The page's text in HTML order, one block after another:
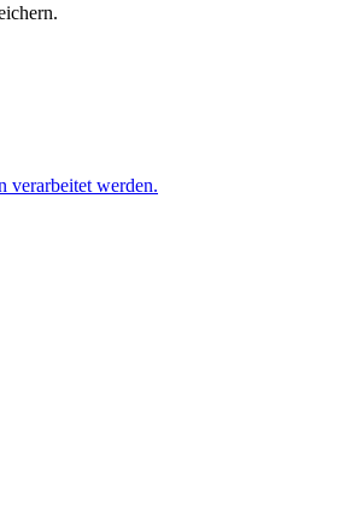
verarbeitet werden.